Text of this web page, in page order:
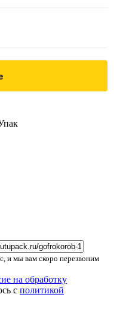
и мы вам скоро перезвоним
на обработку
с политикой